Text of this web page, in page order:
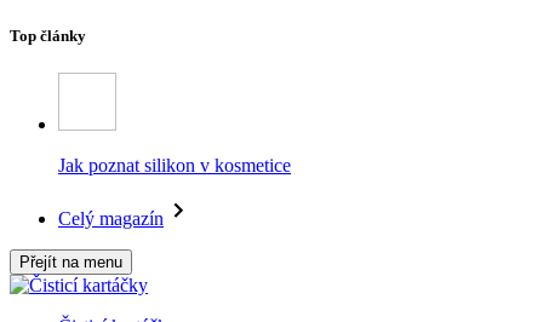
Top články
Jak poznat silikon v kosmetice
Celý magazín
Přejít na menu